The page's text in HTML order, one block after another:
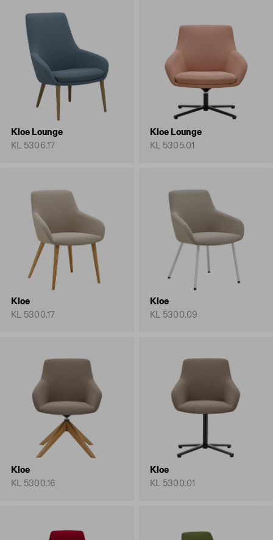
Kloe Lounge
KL 5306.17
Kloe Lounge
KL 5305.01
Kloe
KL 5300.17
Kloe
KL 5300.09
Kloe
KL 5300.16
Kloe
KL 5300.01